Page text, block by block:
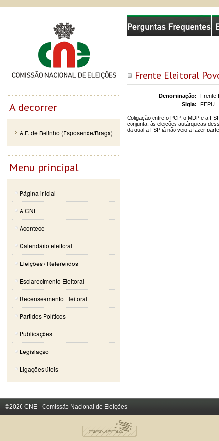
Frente Eleitoral
Denominação:
Frente
Sigla:
FEPU
Coligação entre o PCP, o MDP e a
conjunta, às eleições autárquicas
da qual a FSP já não veio a fazer
Comissão Nacional de Eleições
A decorrer
A.F. de Belinho (Esposende/Braga)
Menu principal
Página inicial
A CNE
Acontece
Calendário eleitoral
Eleições / Referendos
Esclarecimento Eleitoral
Recenseamento Eleitoral
Partidos Políticos
Publicações
Legislação
Ligações úteis
©2026 CNE - Comissão Nacional de Eleições